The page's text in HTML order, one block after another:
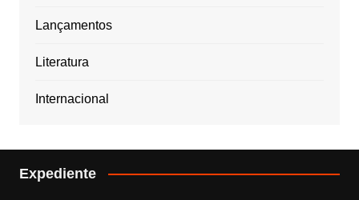
Lançamentos
Literatura
Internacional
Expediente